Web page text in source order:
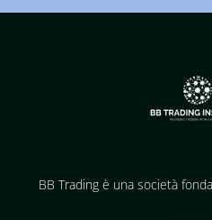
BB Trading è una società